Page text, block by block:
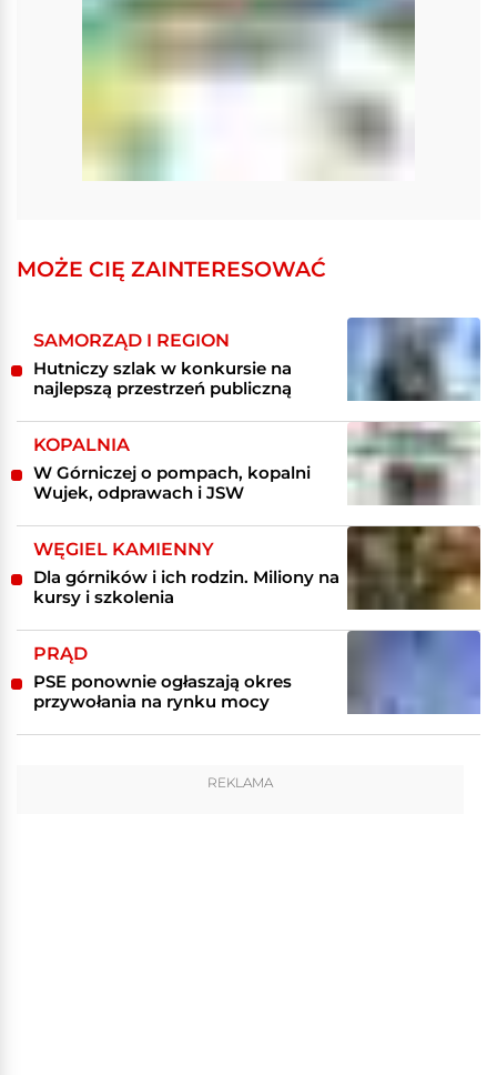
MOŻE CIĘ ZAINTERESOWAĆ
SAMORZĄD I REGION
Hutniczy szlak w konkursie na
najlepszą przestrzeń publiczną
KOPALNIA
W Górniczej o pompach, kopalni
Wujek, odprawach i JSW
WĘGIEL KAMIENNY
Dla górników i ich rodzin. Miliony na
kursy i szkolenia
PRĄD
PSE ponownie ogłaszają okres
przywołania na rynku mocy
REKLAMA